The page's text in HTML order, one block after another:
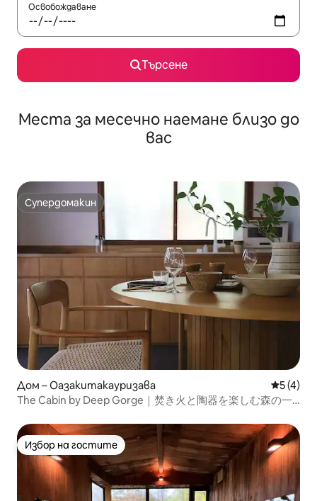
Освобождаване
Търсене
Места за месечно наемане близо до
вас
Супердомакин
Супердомакин
Дом – Оазакитакауризава Средна
5 (4)
The Cabin by Deep Gorge｜焚き火と陶器を楽しむ森の一
Избор на гостите
Избор на гостите